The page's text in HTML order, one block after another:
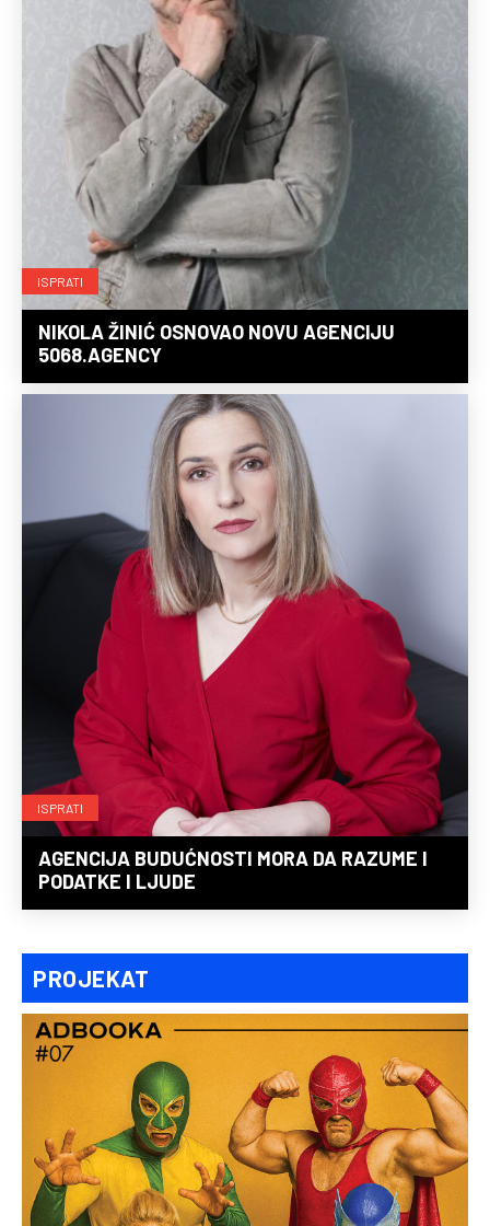
ISPRATI
NIKOLA ŽINIĆ OSNOVAO NOVU AGENCIJU
5068.AGENCY
ISPRATI
AGENCIJA BUDUĆNOSTI MORA DA RAZUME I
PODATKE I LJUDE
PROJEKAT